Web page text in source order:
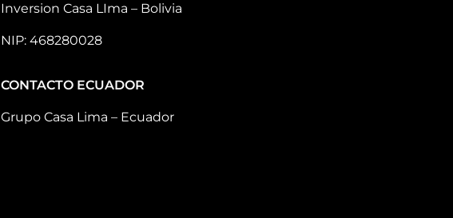
Inversion Casa LIma – Bolivia
NIP: 468280028
CONTACTO ECUADOR
Grupo Casa Lima – Ecuador